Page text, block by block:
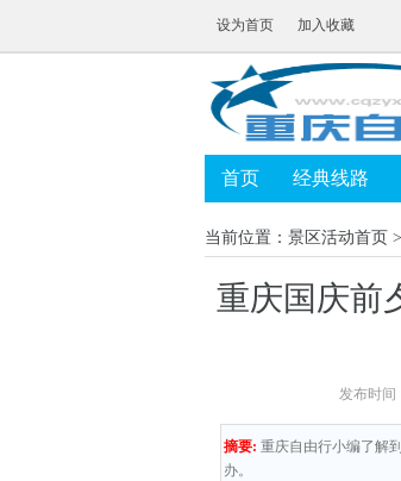
设为首页 加入收藏
首页 经典线路
当前位置： 景区活动首页 >
重庆国庆前
发布时间
摘要: 重庆自由行小编了解
办。